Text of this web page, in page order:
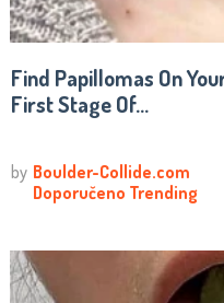
Find Papillomas On
First Stage Of...